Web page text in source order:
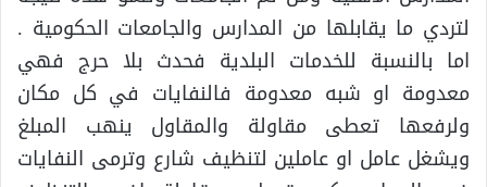
لتردي ما يقابلها من المدارس والجامعات الحكومية .
اما بالنسبة للخدمات البلدية فحدث بلا حرج فهي
معدومة او شبه معدومة فالنفايات في كل مكان
ولرفعها تعطى مقاولة والمقاول ينهب المبلغ
ويشغل عامل او عاملين لتنظيف شارع وترمى النفايات